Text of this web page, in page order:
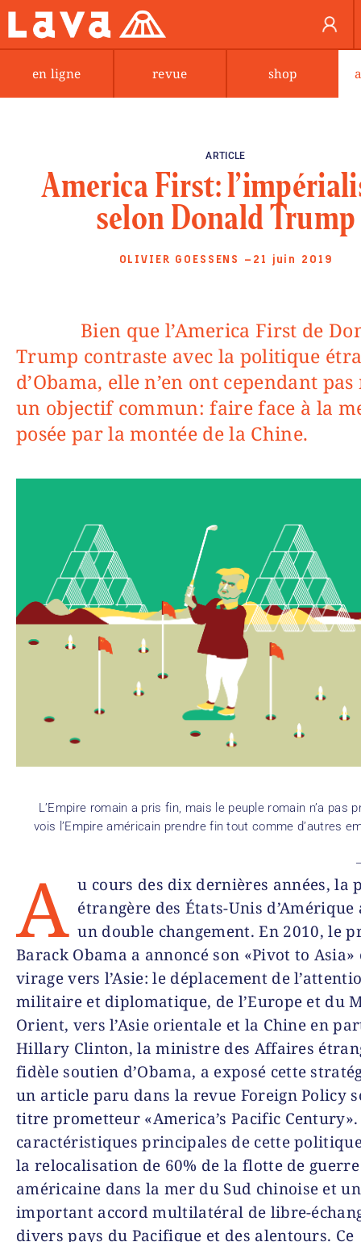
en ligne revue shop
ARTICLE
America First:
selon Donald Trump
OLIVIER GOESSENS —21 juin 2019
Bien que l’America First de
Trump contraste avec la politique
d’Obama, elle n’en ont cependant
un objectif commun: faire face à la
posée par la montée de la Chine.
L’Empire romain a pris fin, mais le peuple romain n’a pas
vois l’Empire américain prendre fin tout comme d’autres
A u cours des dix dernières années, la
étrangère des États-Unis d’Amérique
un double changement. En 2010, le
Barack Obama a annoncé son «Pivot to Asia»
virage vers l’Asie: le déplacement de
militaire et diplomatique, de l’Europe et du
Orient, vers l’Asie orientale et la Chine en
Hillary Clinton, la ministre des Affaires
fidèle soutien d’Obama, a exposé cette
un article paru dans la revue Foreign Policy
titre prometteur «America’s Pacific Century».
caractéristiques principales de cette
la relocalisation de 60% de la flotte de guerre
américaine dans la mer du Sud chinoise et un
important accord multilatéral de libre-
divers pays du Pacifique et des alentours. Ce